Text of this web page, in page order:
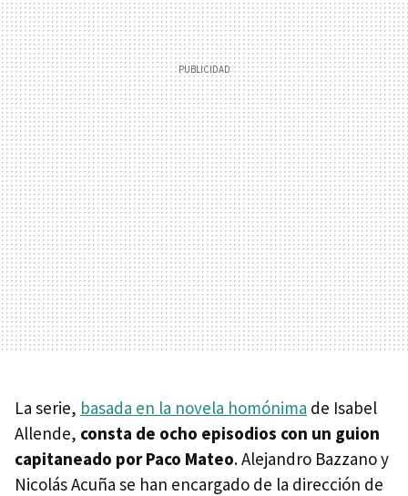
La serie, basada en la novela homónima de Isabel
Allende, consta de ocho episodios con un guion
capitaneado por Paco Mateo. Alejandro Bazzano y
Nicolás Acuña se han encargado de la dirección de